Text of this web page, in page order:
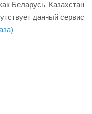
Беларусь, Казахстан
данный сервис